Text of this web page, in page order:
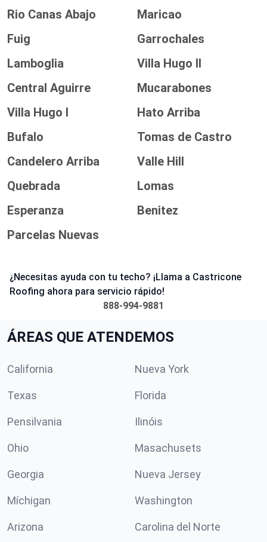
Rio Canas Abajo
Maricao
Fuig
Garrochales
Lamboglia
Villa Hugo II
Central Aguirre
Mucarabones
Villa Hugo I
Hato Arriba
Bufalo
Tomas de Castro
Candelero Arriba
Valle Hill
Quebrada
Lomas
Esperanza
Benitez
Parcelas Nuevas
¿Necesitas ayuda con tu techo? ¡Llama a Castricone
Roofing ahora para servicio rápido!
888-994-9881
ÁREAS QUE ATENDEMOS
California Nueva York
Texas Florida
Pensilvania Ilinóis
Ohio Masachusets
Georgia Nueva Jersey
Míchigan Washington
Arizona Carolina del Norte